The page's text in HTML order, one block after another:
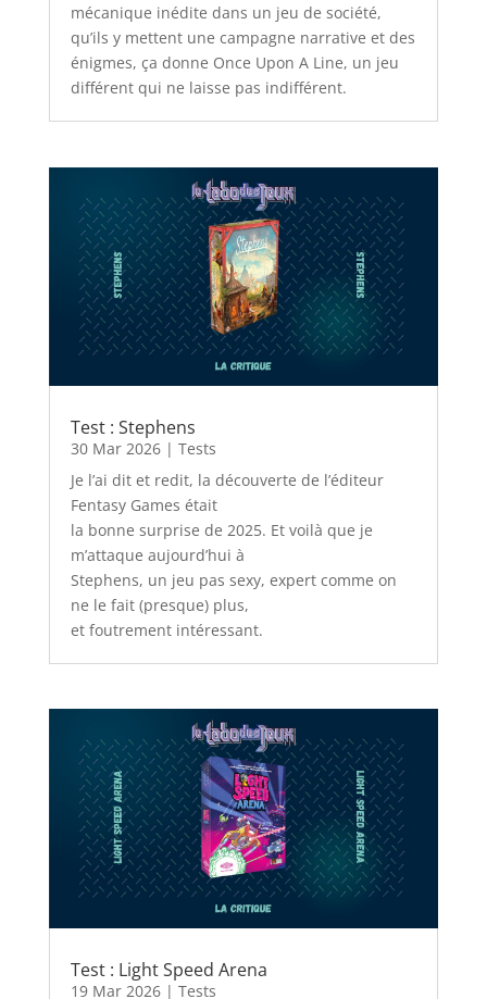
mécanique inédite dans un jeu de société,
qu’ils y mettent une campagne narrative et des
énigmes, ça donne Once Upon A Line, un jeu
différent qui ne laisse pas indifférent.
Test : Stephens
30 Mar 2026| Tests
Je l’ai dit et redit, la découverte de l’éditeur
Fentasy Games était
la bonne surprise de 2025. Et voilà que je
m’attaque aujourd’hui à
Stephens, un jeu pas sexy, expert comme on
ne le fait (presque) plus,
et foutrement intéressant.
Test : Light Speed Arena
19 Mar 2026| Tests